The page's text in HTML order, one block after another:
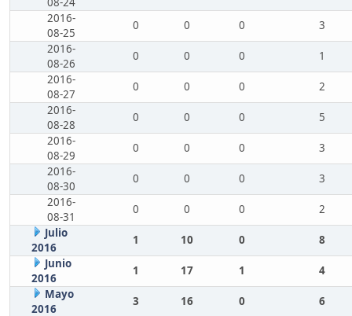
2016-
08-25
0 0 0
3
2016-
08-26
0 0 0
1
2016-
08-27
0 0 0
2
2016-
08-28
0 0 0
5
2016-
08-29
0 0 0
3
2016-
08-30
0 0 0
3
2016-
08-31
0 0 0
2
Julio
2016
1 10 0
8
Junio
2016
1 17 1
4
Mayo
2016
3 16 0
6